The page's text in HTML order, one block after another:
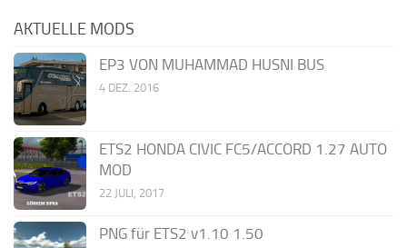
AKTUELLE MODS
EP3 VON MUHAMMAD HUSNI BUS
4 DEZ. 2016
ETS2 HONDA CIVIC FC5/ACCORD 1.27 AUTO
MOD
22 JULI, 2017
PNG für ETS2 v1.10 1.50